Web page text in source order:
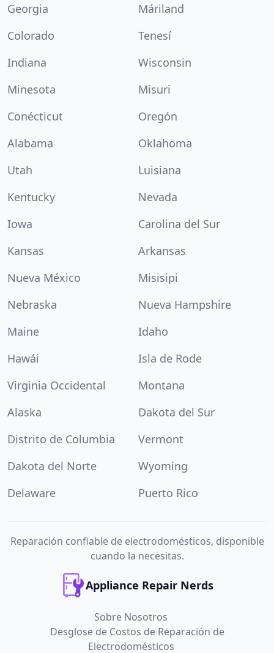
Georgia
Máriland
Colorado
Tenesí
Indiana
Wisconsin
Minesota
Misuri
Conécticut
Oregón
Alabama
Oklahoma
Utah
Luisiana
Kentucky
Nevada
Iowa
Carolina del Sur
Kansas
Arkansas
Nueva México
Misisipi
Nebraska
Nueva Hampshire
Maine
Idaho
Hawái
Isla de Rode
Virginia Occidental
Montana
Alaska
Dakota del Sur
Distrito de Columbia
Vermont
Dakota del Norte
Wyoming
Delaware
Puerto Rico
Reparación confiable de electrodomésticos, disponible
cuando la necesitas.
Appliance Repair Nerds
Sobre Nosotros
Desglose de Costos de Reparación de
Electrodomésticos